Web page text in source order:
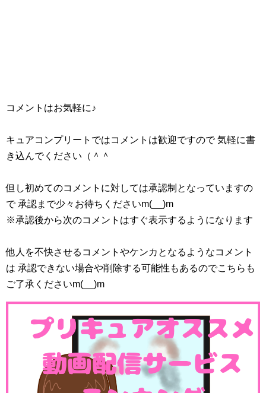
コメントはお気軽に♪
キュアコンプリートではコメントは歓迎ですので 気軽に書
き込んでください（＾＾
但し初めてのコメントに対しては承認制となっていますの
で 承認まで少々お待ちくださいm(__)m
※承認後から次のコメントはすぐ表示するようになります
他人を不快させるコメントやケンカとなるようなコメント
は 承認できない場合や削除する可能性もあるのでこちらも
ご了承くださいm(__)m